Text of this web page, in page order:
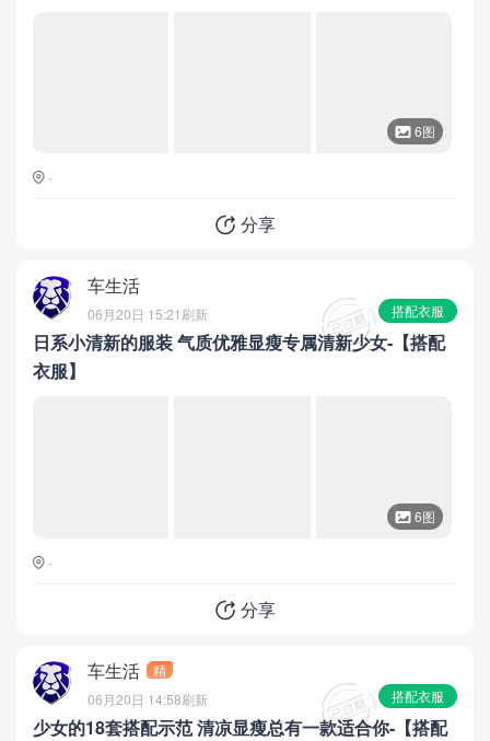
6图
-
分享
搭配衣服
车生活
06月20日 15:21 刷新
日系小清新的服装 气质优雅显瘦专属清新少女-【搭配
衣服】
6图
-
分享
搭配衣服
车生活
精
06月20日 14:58刷新
少女的18套搭配示范 清凉显瘦总有一款适合你-【搭配